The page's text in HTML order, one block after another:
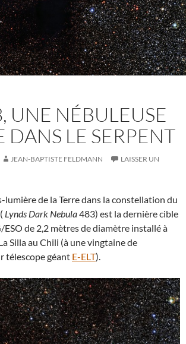
UNE NÉBULEUSE
DANS LE SERPENT
JEAN-BAPTISTE FELDMANN
LAISSER UN
lumière de la Terre dans la constellation du
( Lynds Dark Nebula483) est la dernière cible
ESO de 2,2 mètres de diamètre installé à
Silla au Chili (à une vingtaine de
télescope géant E-ELT).